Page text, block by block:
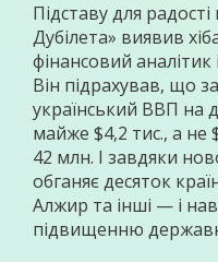
Підставу для
Дубілета» виявив
фінансовий аналітик
Він підрахував, що
український ВВП на
майже $4,2 тис., а не
42 млн. І завдяки
обганяє десяток
Алжир та інші — і
підвищенню